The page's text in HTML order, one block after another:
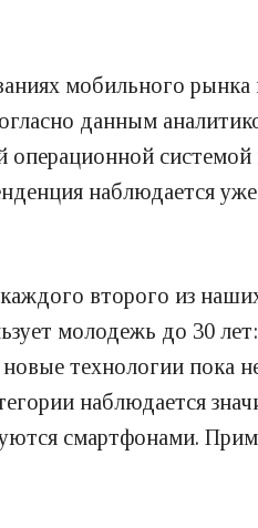
мобильного рынка
данным
системой
наблюдается
второго из
молодежь до 30
технологии пока
наблюдается
смартфонами.